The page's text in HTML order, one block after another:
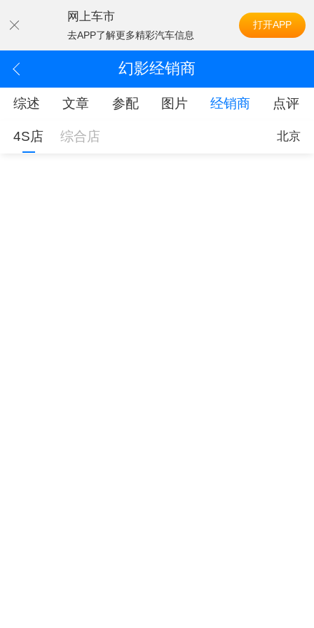
网上车市
去APP了解更多精彩汽车信息
打开APP
幻影经销商
综述 文章 参配 图片 经销商 点评
4S店 综合店 北京